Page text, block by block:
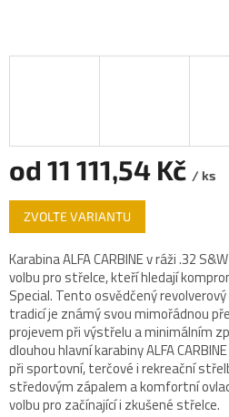
od 11 111,54 Kč / ks
Měrná
cena:
ZVOLTE VARIANTU
Karabina ALFA CARBINE v ráži .32
volbu pro střelce, kteří hledají
Special. Tento osvědčený
tradicí je známý svou mimořádnou
projevem při výstřelu a minimálním
dlouhou hlavní karabiny ALFA
při sportovní, terčové i rekreační
středovým zápalem a komfortní
volbu pro začínající i zkušené střelce.